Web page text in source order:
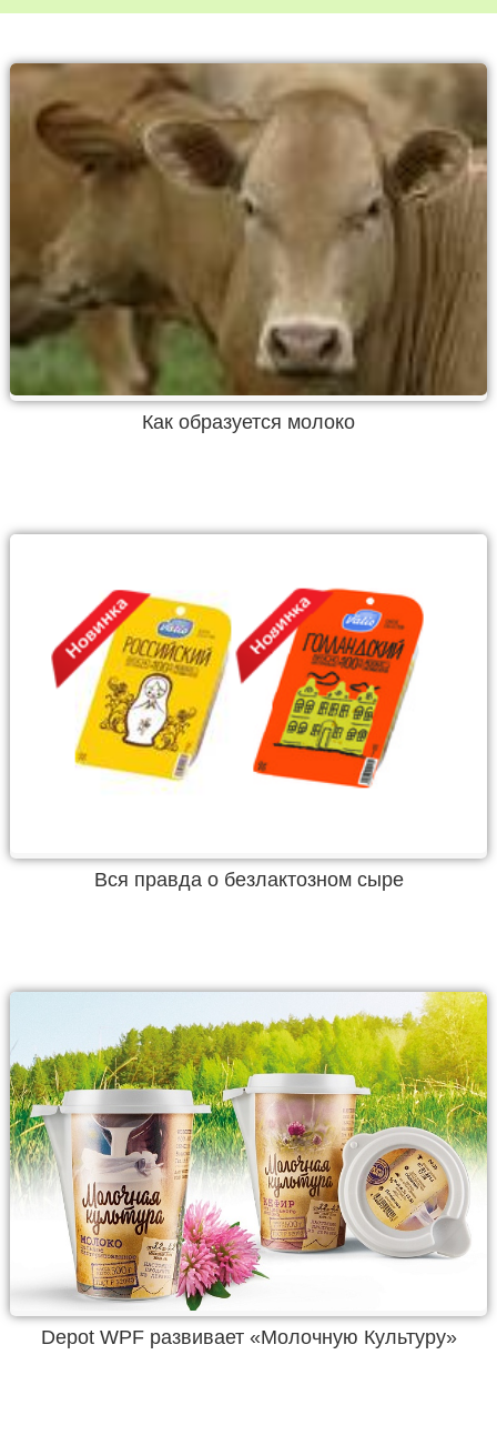
Как образуется молоко
Вся правда о безлактозном сыре
Depot WPF развивает «Молочную Культуру»